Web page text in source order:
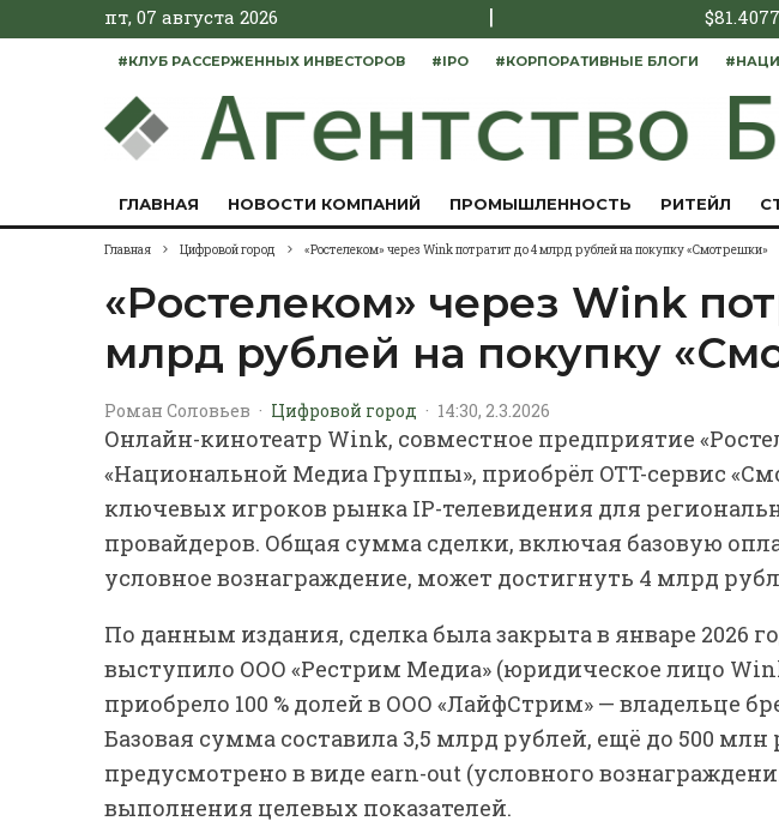
пт, 07 августа 2026 | $81.4077
#КЛУБ РАССЕРЖЕННЫХ ИНВЕСТОРОВ #IPO #КОРПОРАТИВНЫЕ БЛОГИ
ГЛАВНАЯ НОВОСТИ КОМПАНИЙ ПРОМЫШЛЕННОСТЬ РИТЕЙЛ
Главная Цифровой город «Ростелеком» через Wink потратит до 4 млрд рублей на покупку «Смотрешки»
«Ростелеком» через Wink
млрд рублей на покупку
Роман Соловьев · Цифровой город · 14:30, 2.3.2026
Онлайн-кинотеатр Wink, совместное предприятие
«Национальной Медиа Группы», приобрёл OTT-сервис
ключевых игроков рынка IP-телевидения для
провайдеров. Общая сумма сделки, включая базовую
условное вознаграждение, может достигнуть 4 млрд
По данным издания, сделка была закрыта в январе 2026
выступило ООО «Рестрим Медиа» (юридическое лицо
приобрело 100 % долей в ООО «ЛайфСтрим» — владельце
Базовая сумма составила 3,5 млрд рублей, ещё до 500 млн
предусмотрено в виде earn-out (условного
выполнения целевых показателей.